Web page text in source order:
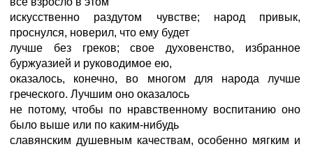
искусственно раздутом чувстве; народ привык,
проснулся, новерил, что ему будет
лучше без греков; свое духовенство, избранное
буржуазией и руководимое ею,
оказалось, конечно, во многом для народа лучше
греческого. Лучшим оно оказалось
не потому, чтобы по нравственному воспитанию оно
было выше или по каким-нибудь
славянским душевным качествам, особенно мягким и